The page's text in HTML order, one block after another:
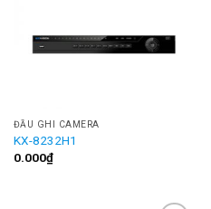
ĐẦU GHI CAMERA
KX-8232H1
0.000₫